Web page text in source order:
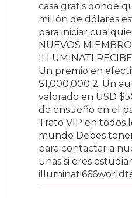
casa gratis donde
millón de dólares
para iniciar
NUEVOS
ILLUMINATI
Un premio en
$1,000,000 2. Un
valorado en USD
de ensueño en el
Trato VIP en todos
mundo Debes
para contactar a
unas si eres